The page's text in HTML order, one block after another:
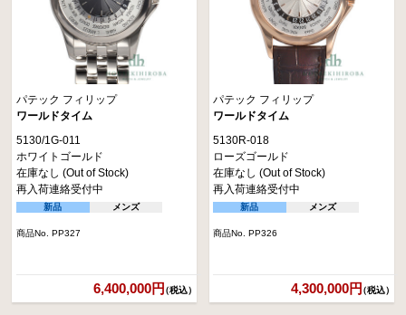
パテック フィリップ
ワールドタイム
5130/1G-011
ホワイトゴールド
在庫なし (Out of Stock)
再入荷連絡受付中
新品 メンズ
商品No. PP327
6,400,000円（税込）
パテック フィリップ
ワールドタイム
5130R-018
ローズゴールド
在庫なし (Out of Stock)
再入荷連絡受付中
新品 メンズ
商品No. PP326
4,300,000円（税込）